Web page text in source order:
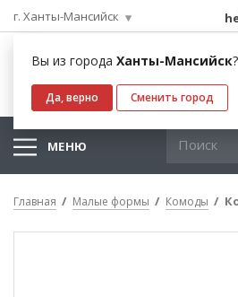
г. Ханты-Мансийск
Вы из города Ханты-Мансийск?
Да, верно Сменить город
МЕНЮ
Главная Малые формы Комоды